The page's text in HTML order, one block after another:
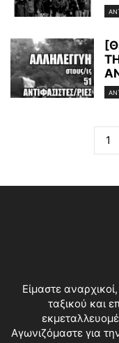
1
Είμαστε
ταξικού και
Αγωνιζόμαστε για